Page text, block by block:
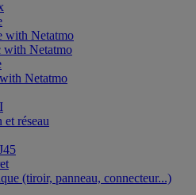
with Netatmo
with Netatmo
Netatmo
réseau
(tiroir, panneau, connecteur...)